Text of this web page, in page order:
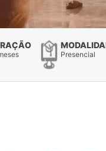
Presencial